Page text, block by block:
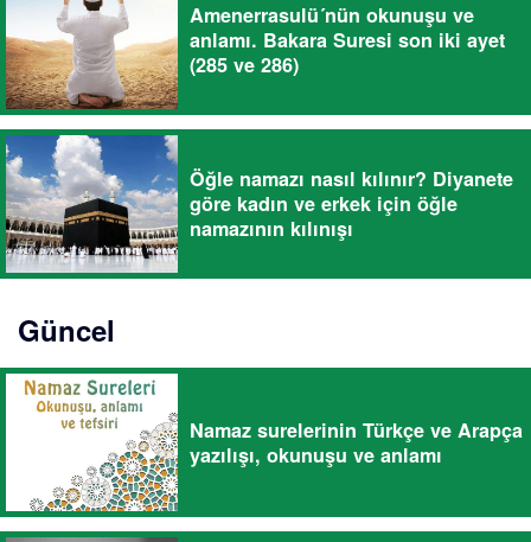
Amenerrasulü´nün okunuşu ve
anlamı. Bakara Suresi son iki ayet
(285 ve 286)
Öğle namazı nasıl kılınır? Diyanete
göre kadın ve erkek için öğle
namazının kılınışı
Güncel
Namaz surelerinin Türkçe ve Arapça
yazılışı, okunuşu ve anlamı